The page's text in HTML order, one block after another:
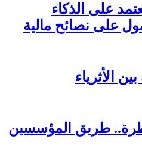
على الذكاء
على نصائح مالية
طريق المؤسسين